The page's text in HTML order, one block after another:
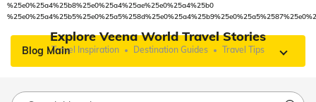
%25e0%25a4%25b8%25e0%25a4%25ae%25e0%25a4%25b0
Explore Veena World Travel Stories
Travel Inspiration Destination Guides Travel Tips
Blog Main